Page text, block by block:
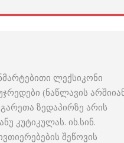
ლექსიკონი
(ნაწლავის
ზედაპირზე არის
კუტიკულას. იხ.სინ.
შეწოვის